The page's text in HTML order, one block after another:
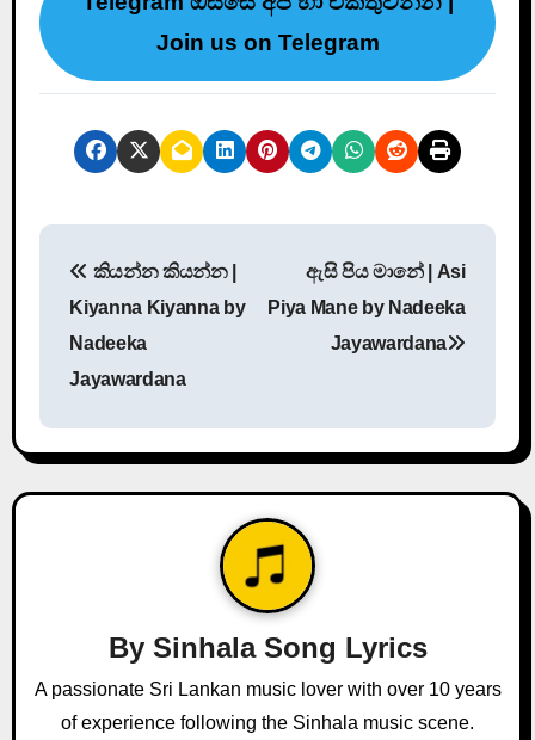
Join us on Telegram
n
a
a
කියන්න කියන්න |
Kiyanna Kiyanna by
Nadeeka
Jayawardana
ඇසි පිය මානේ | Asi
Piya Mane by Nadeeka
Jayawardana
By Sinhala Song Lyrics
A passionate Sri Lankan music lover with over 10 years
of experience following the Sinhala music scene.